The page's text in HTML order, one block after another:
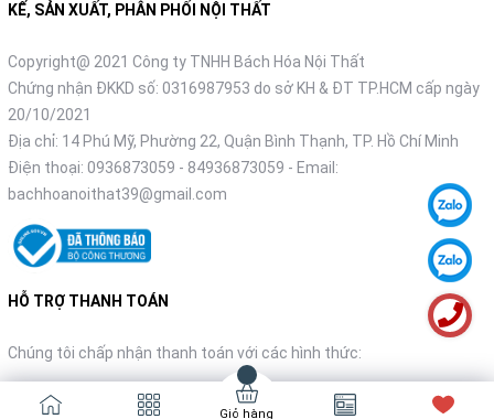
KẾ, SẢN XUẤT, PHÂN PHỐI NỘI THẤT
Copyright@ 2021 Công ty TNHH Bách Hóa Nội Thất
Chứng nhận ĐKKD số: 0316987953 do sở KH & ĐT TP.HCM cấp ngày
20/10/2021
Địa chỉ: 14 Phú Mỹ, Phường 22, Quận Bình Thạnh, TP. Hồ Chí Minh
Điện thoại: 0936873059 - 84936873059 - Email:
bachhoanoithat39@gmail.com
HỖ TRỢ THANH TOÁN
Chúng tôi chấp nhận thanh toán với các hình thức:
Giỏ hàng